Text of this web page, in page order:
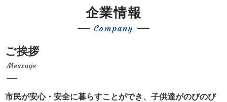
企業情報
Company
ご挨拶
Message
市民が安心・安全に暮らすことができ、子供達がのびのび